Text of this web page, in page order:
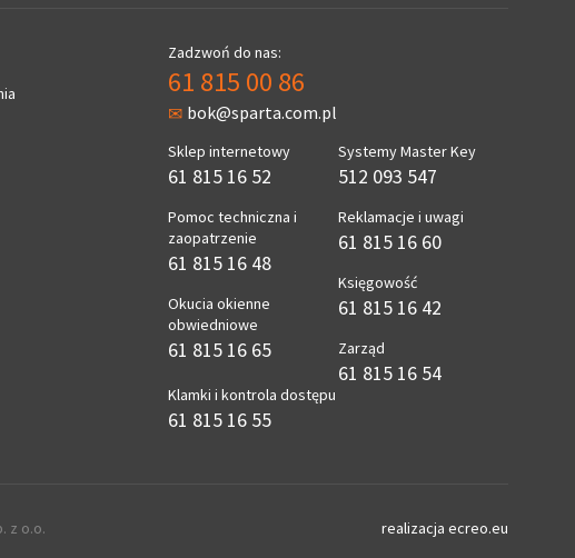
Zadzwoń do nas:
61 815 00 86
bok@sparta.com.pl
Sklep internetowy
61 815 16 52
Pomoc techniczna i
zaopatrzenie
61 815 16 48
Okucia okienne
obwiedniowe
61 815 16 65
Klamki i kontrola dostępu
61 815 16 55
Systemy Master Key
512 093 547
Reklamacje i uwagi
61 815 16 60
Księgowość
61 815 16 42
Zarząd
61 815 16 54
z o.o. realizacja ecreo.eu